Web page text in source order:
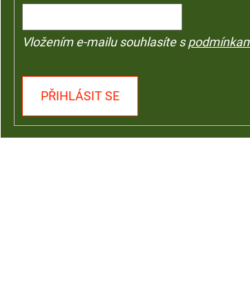
Vložením e-mailu souhlasíte s
PŘIHLÁSIT SE